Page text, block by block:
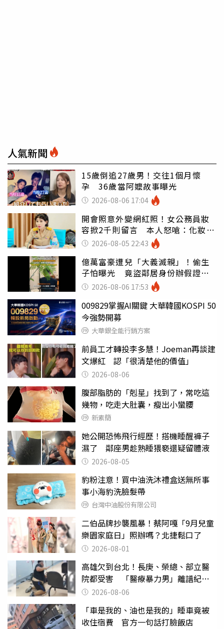
人氣新聞
15歲倒追27歲男！交往1個月懷
孕 36歲當阿嬤故事曝光
2026-08-06 17:04
開會照意外變網紅照！女公務員妝
容掀2千則留言 本人怒嗆：化妝有
錯嗎2026-08-05 22:43
億萬富豪遭兒「大義滅親」！偷生
子怕曝光 竟盜鄰居身份辦假證落
戶 2026-08-06 17:53
009829掌握AI關鍵 大華韓國KOSPI 50
今強勢開募
大華銀全能行銷方案
前員工才轉投李多慧！Joeman再談建
文爆紅 認「很清楚他的價值」
2026-08-06
腹部脂肪的「剋星」找到了，常吃這
幾物，吃走大肚囊，瘦出小蠻腰
新素簡
她公開恐怖飛行經歷！搭機睡醒褲子
濕了 鄰座男趁熟睡猥褻還疑留體液
2026-08-05
豹粉注意！買中油洗沐禮盒送無所事
事小海豹洗臉髮帶
台灣中油股份有限公司
二伯品牌抄襲風暴！蔡阿嘎「9月兒童
樂園家庭日」照辦嗎？北捷鬆口了
2026-08-01
高雄欠到台北！長庚、榮總、部立醫
院都受害 「醫療暴力男」離譜紀錄
曝光2026-08-06
「車是我的、油也是我的」睡車竟被
收住宿費 官方一句話打臉飯店